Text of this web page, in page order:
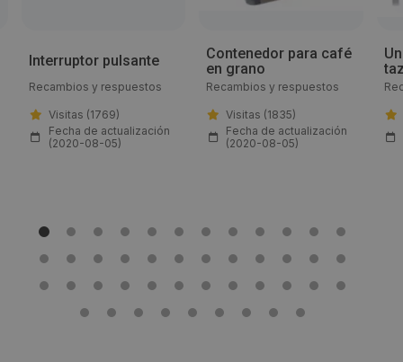
info@gev-online.es
Web:
www.gev-online.com/es
1686
Fecha de publicación de producto:
Jueves 06 Agosto 2020
Interruptor pulsante
Recambios y respuestos
Visitas (1769)
Fecha de actualización
(2020-08-05)
Contenedor para café
en grano
Recambios y respuestos
Visitas (1835)
Fecha de actualización
(2020-08-05)